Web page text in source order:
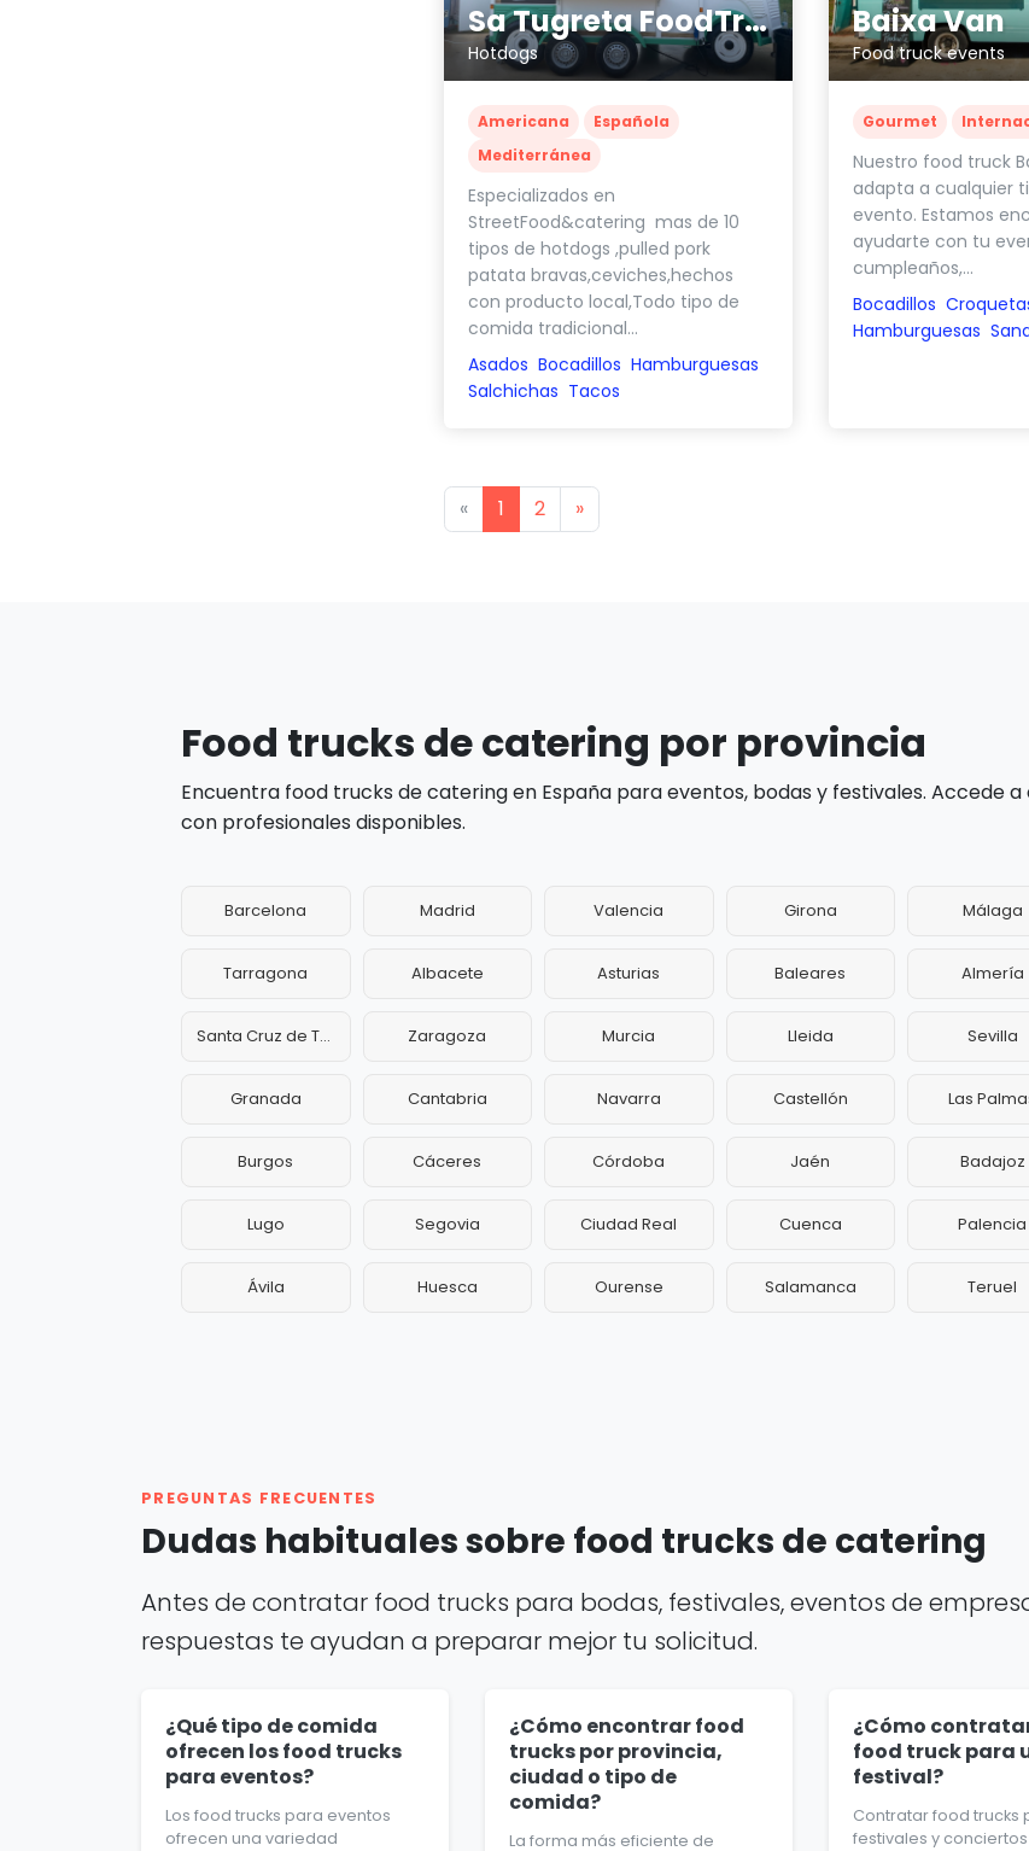
Sa Tugreta FoodTruck
Hotdogs
Americana
Española
Mediterránea
Especializados en
StreetFood&catering mas de 10
tipos de hotdogs ,pulled pork
patata bravas,ceviches,hechos
con producto local,Todo tipo de
comida tradicional...
Asados Bocadillos Hamburguesas
Salchichas Tacos
Baixa Van
Food truck events
Gourmet
Nuestro food truck
adapta a cualquier
evento. Estamos
ayudarte con tu
cumpleaños,...
Bocadillos
Hamburguesas
«Previous
1 2 »Next
Food trucks de catering por provincia
Encuentra food trucks de catering en España para eventos, bodas y festivales.
con profesionales disponibles.
Barcelona Madrid Valencia Girona Málaga
Tarragona Albacete Asturias Baleares Almería
Santa Cruz de Tenerife Zaragoza Murcia Lleida Sevilla
Granada Cantabria Navarra Castellón Las
Burgos Cáceres Córdoba Jaén Badajoz
Lugo Segovia Ciudad Real Cuenca Palencia
Ávila Huesca Ourense Salamanca Teruel
PREGUNTAS FRECUENTES
Dudas habituales sobre food trucks de catering
Antes de contratar food trucks para bodas, festivales, eventos de
respuestas te ayudan a preparar mejor tu solicitud.
¿Qué tipo de comida
ofrecen los food trucks
para eventos?
Los food trucks para eventos
ofrecen una variedad
¿Cómo encontrar food
trucks por provincia,
ciudad o tipo de
comida?
La forma más eficiente de
¿Cómo
food truck para
festival?
Contratar food trucks
festivales y